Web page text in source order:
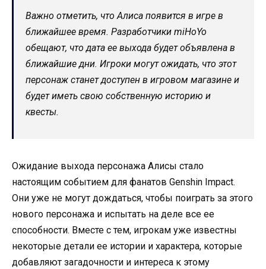
Важно отметить, что Алиса появится в игре в
ближайшее время. Разработчики miHoYo
обещают, что дата ее выхода будет объявлена в
ближайшие дни. Игроки могут ожидать, что этот
персонаж станет доступен в игровом магазине и
будет иметь свою собственную историю и
квесты.
Ожидание выхода персонажа Алисы стало
настоящим событием для фанатов Genshin Impact.
Они уже не могут дождаться, чтобы поиграть за этого
нового персонажа и испытать на деле все ее
способности. Вместе с тем, игрокам уже известны
некоторые детали ее истории и характера, которые
добавляют загадочности и интереса к этому